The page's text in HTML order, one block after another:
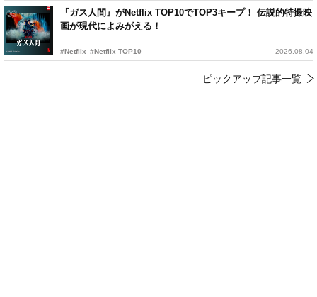
『ガス人間』がNetflix TOP10でTOP3キープ！ 伝説的特撮映
画が現代によみがえる！
#Netflix #Netflix TOP10 2026.08.04
ピックアップ記事一覧